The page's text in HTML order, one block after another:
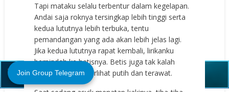
Tapi mataku selalu terbentur dalam kegelapan.
Andai saja roknya tersingkap lebih tinggi serta
kedua lututnya lebih terbuka, tentu
pemandangan yang ada akan lebih jelas lagi.
Jika kedua lututnya rapat kembali, lirikanku
berpindah ke betisnya. Betis juga tak kalah
menarik karena terlihat putih dan terawat.
Close (X)
Join Group Telegram